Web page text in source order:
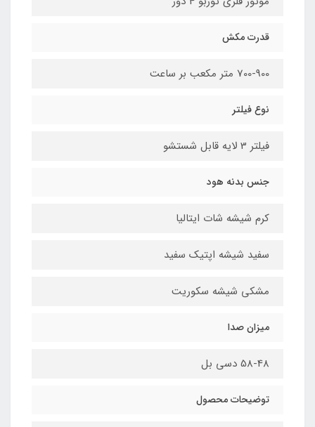
قدرت مکش
700-900 متر مکعب بر ساعت
نوع فیلتر
فیلتر 3 لایه قابل شستشو
جنس بدنه هود
کرم شیشه شات ایتالیا
سفید شیشه اپتیک سفید
مشکی شیشه سکوریت
میزان صدا
58-48 دسی بل
توضیحات محصول